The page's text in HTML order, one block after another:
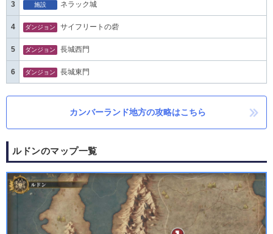
3 施設 ネラック城
4 ダンジョン サイフリートの砦
5 ダンジョン 長城西門
6 ダンジョン 長城東門
カンバーランド地方の攻略はこちら
ルドンのマップ一覧